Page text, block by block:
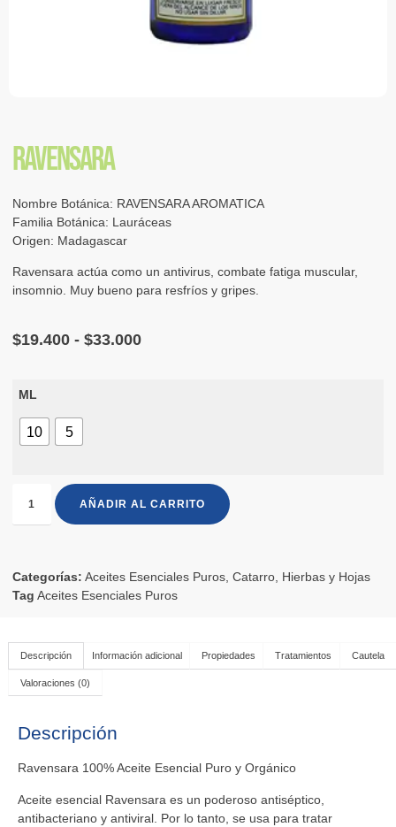
RAVENSARA
Nombre Botánica: RAVENSARA AROMATICA
Familia Botánica: Lauráceas
Origen: Madagascar
Ravensara actúa como un antivirus, combate fatiga muscular,
insomnio. Muy bueno para resfríos y gripes.
$19.400 - $33.000
ML
10 5
AÑADIR AL CARRITO
Categorías: Aceites Esenciales Puros Catarro Hierbas y Hojas
Tag Aceites Esenciales Puros
Descripción Información adicional Propiedades Tratamientos Cautela
Valoraciones (0)
Descripción
Ravensara 100% Aceite Esencial Puro y Orgánico
Aceite esencial Ravensara es un poderoso antiséptico,
antibacteriano y antiviral. Por lo tanto, se usa para tratar